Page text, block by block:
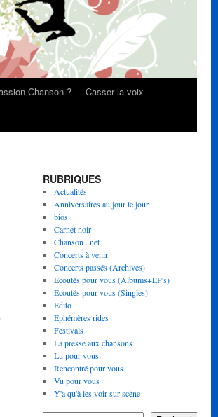
Chanson ?
Casser la voix
RUBRIQUES
Actualités
Anniversaires au jour le jour
bios
Carnet noir
Chanson . net
Concerts à venir
Concerts passés (Archives)
Ecoutés pour vous (Albums+EP's)
Ecoutés pour vous (Singles)
Edito
Ephémères rides
Festivals
La presse aux chansons
Lu pour vous
Rencontré pour vous
Vu pour vous
Y'a qu'à les voir sur scène